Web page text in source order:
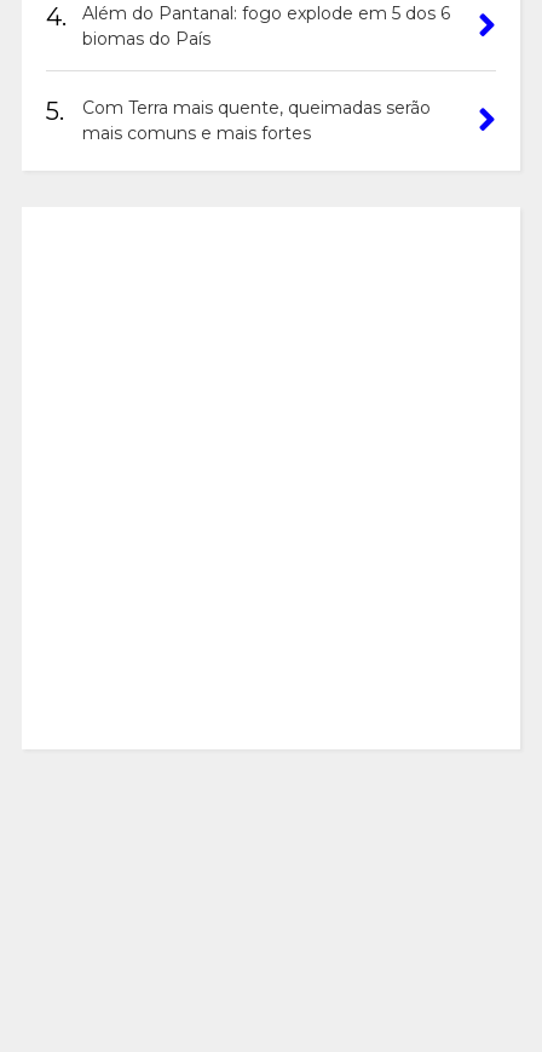
4.
Além do Pantanal: fogo explode em 5 dos 6
biomas do País
5.
Com Terra mais quente, queimadas serão
mais comuns e mais fortes